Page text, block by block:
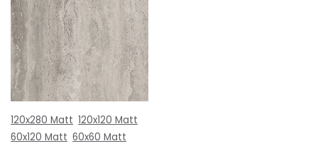
120x280 Matt 120x120 Matt
60x120 Matt 60x60 Matt